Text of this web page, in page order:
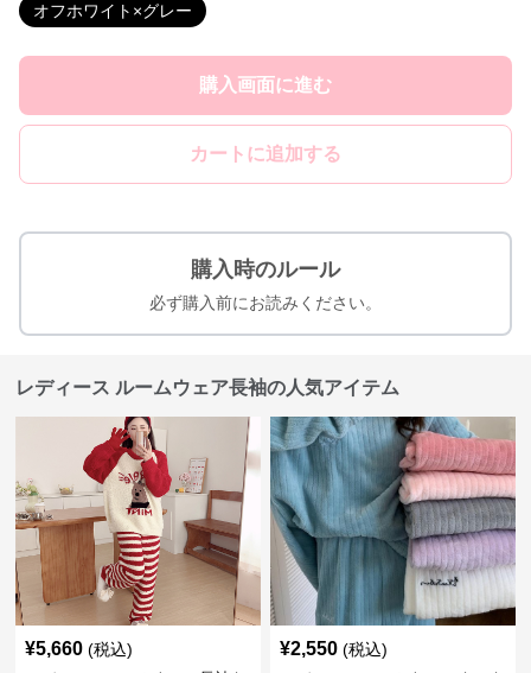
オフホワイト×グレー
購入画面に進む
カートに追加する
購入時のルール
必ず購入前にお読みください。
レディース ルームウェア長袖の人気アイテム
¥5,660 (税込) ¥2,550 (税込)